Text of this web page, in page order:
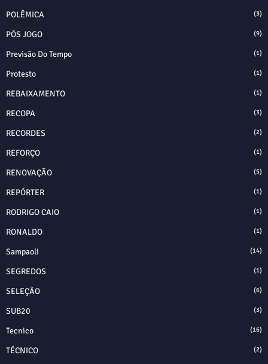
POLÊMICA (3)
PÓS JOGO (9)
Previsão Do Tempo (1)
Protesto (1)
REBAIXAMENTO (1)
RECOPA (3)
RECORDES (2)
REFORÇO (1)
RENOVAÇÃO (5)
REPÓRTER (1)
RODRIGO CAIO (1)
RONALDO (1)
Sampaoli (14)
SEGREDOS (1)
SELEÇÃO (6)
SUB20 (3)
Tecnico (16)
TÉCNICO (2)